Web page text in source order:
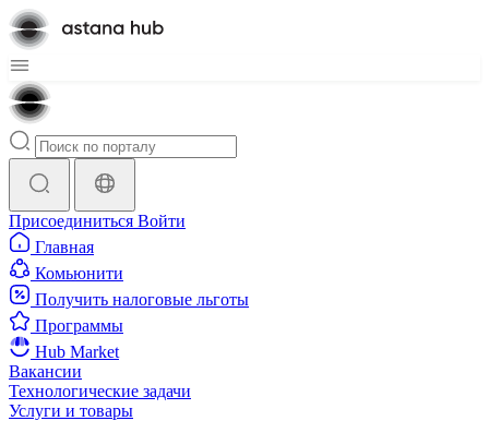
Присоединиться Войти
Главная
Комьюнити
Получить налоговые льготы
Программы
Hub Market
Вакансии
Технологические задачи
Услуги и товары